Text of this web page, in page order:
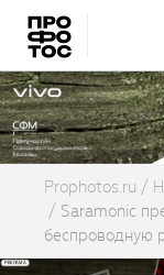
Prophotos.ru
Saramonic
беспроводную